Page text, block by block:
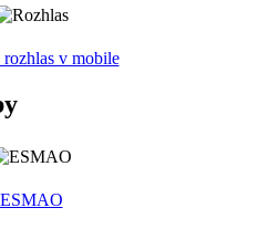
v mobile
ESMAO